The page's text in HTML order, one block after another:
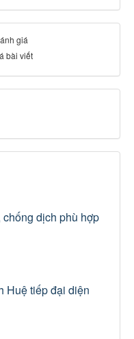
giá
bài viết
dịch phù hợp
Huệ tiếp đại diện